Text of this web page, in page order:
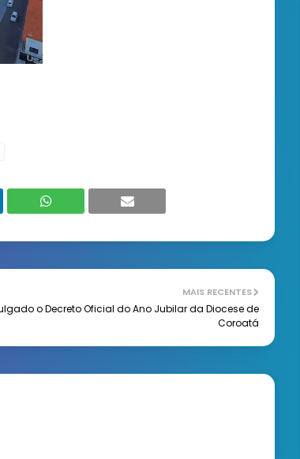
MAIS RECENTES
o Decreto Oficial do Ano Jubilar da Diocese de
Coroatá